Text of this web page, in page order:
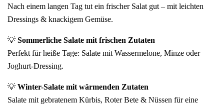
Nach einem langen Tag tut ein frischer Salat gut – mit leichten
Dressings & knackigem Gemüse.
💡 Sommerliche Salate mit frischen Zutaten
Perfekt für heiße Tage: Salate mit Wassermelone, Minze oder
Joghurt-Dressing.
💡 Winter-Salate mit wärmenden Zutaten
Salate mit gebratenem Kürbis, Roter Bete & Nüssen für eine